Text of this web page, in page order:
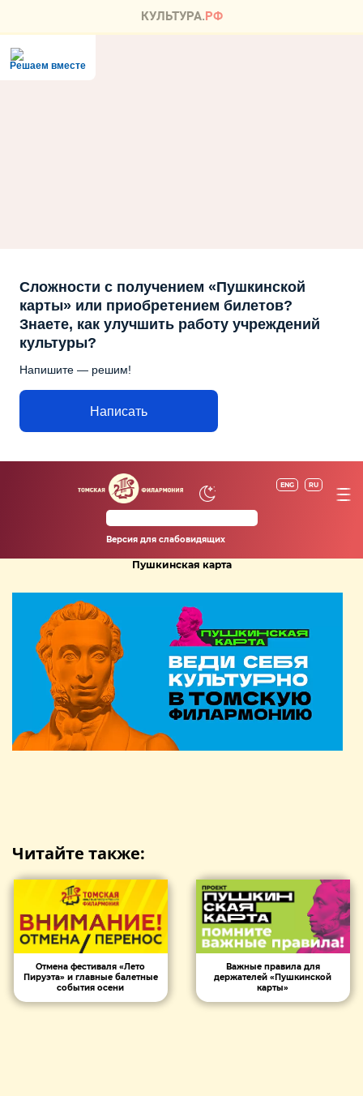
Решаем вместе
Сложности с получением «Пушкинской
карты» или приобретением билетов?
Знаете, как улучшить работу учреждений
культуры?
Напишите — решим!
Написать
ENG RU
Версия для слабовидящих
Пушкинская карта
Читайте также:
Отмена фестиваля «Лето
Пируэта» и главные балетные
события осени
Важные правила для
держателей «Пушкинской
карты»